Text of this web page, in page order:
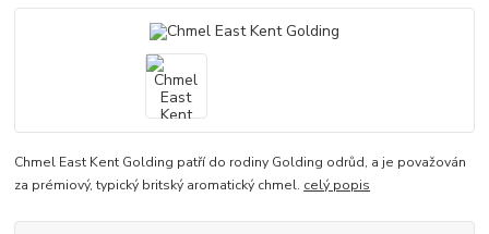
Chmel East Kent Golding patří do rodiny Golding odrůd, a je považován
za prémiový, typický britský aromatický chmel. celý popis